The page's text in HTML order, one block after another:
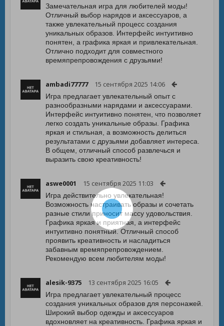
Замечательная игра для любителей моды!
Отличный выбор нарядов и аксессуаров, а
также увлекательный процесс создания
уникальных образов. Интерфейс интуитивно
понятен, а графика яркая и привлекательная.
Отлично подходит для совместного
времяпрепровождения с друзьями!
ambadi77777 15 сентября 2025 14:06
Игра предлагает увлекательный опыт с
разнообразными нарядами и аксессуарами.
Интерфейс интуитивно понятен, что позволяет
легко создать уникальные образы. Графика
яркая и стильная, а возможность делиться
результатами с друзьями добавляет интереса.
В общем, отличный способ развлечься и
выразить свою креативность!
aswe0001 15 сентября 2025 11:03
Игра действительно увлекательная!
Возможность настраивать образы и сочетать
разные стили приносит массу удовольствия.
Графика яркая и приятная, а интерфейс
интуитивно понятный. Отличный способ
проявить креативность и насладиться
забавным времяпрепровождением.
Рекомендую всем любителям моды!
alesik-9375 13 сентября 2025 16:05
Игра предлагает увлекательный процесс
создания уникальных образов для персонажей.
Широкий выбор одежды и аксессуаров
вдохновляет на креативность. Графика яркая и